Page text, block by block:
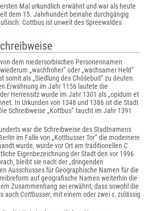
Mal urkundlich erwähnt und war als heute
dem 15. Jahrhundert beinahe durchgängig
Cottbus ist unweit des Spreewaldes
dem niedersorbischen Personennamen
„wachfroher“ oder „wachsamer Held“
somit als „Siedlung des Chóśebud“ zu deuten.
Erwähnung im Jahr 1156 lautete die
Herrensitz wurde im Jahr 1301 als „opidum et
In Urkunden von 1348 und 1386 ist die Stadt
Schreibweise „Kottbus“ taucht im Jahr 1391
war die Schreibweise des Stadtnamens
im Falle von „Kottbusser Tor“ die modernere
wurde, wurde vor Ort am traditionellen C
Eigenbezeichnung der Stadt den vor 1996
bleibt sie nach der „dringenden
Ausschusses für Geographische Namen für die
auf geografische Namen weiterhin die
Zusammenhang sei erwähnt, dass sowohl die
auch Cottbusser, mit einem oder zweis, zulässig